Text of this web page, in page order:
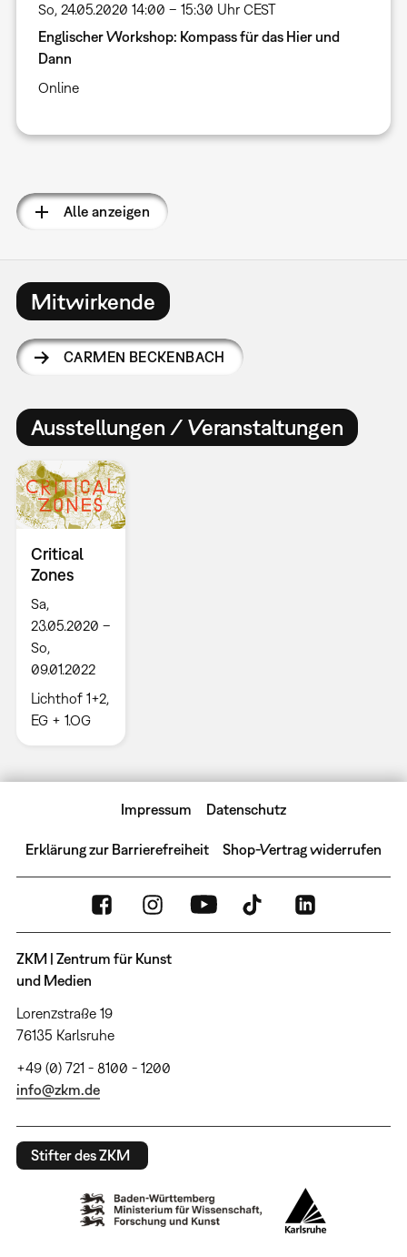
So, 24.05.2020 14:00 – 15:30 Uhr CEST
Englischer Workshop: Kompass für das Hier und
Dann
Online
Alle anzeigen
Mitwirkende
CARMEN BECKENBACH
Ausstellungen / Veranstaltungen
Critical
Zones
Sa,
23.05.2020 –
So,
09.01.2022
Lichthof 1+2,
EG + 1.OG
Impressum Datenschutz
Erklärung zur Barrierefreiheit Shop-Vertrag widerrufen
ZKM | Zentrum für Kunst
und Medien
Lorenzstraße 19
76135 Karlsruhe
+49 (0) 721 - 8100 - 1200
info@zkm.de
Stifter des ZKM